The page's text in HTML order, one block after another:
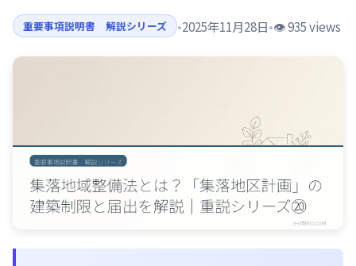
会社概要
LINE相談
重要事項説明書 解説シリーズ •2025年11月28日•👁️ 935 views